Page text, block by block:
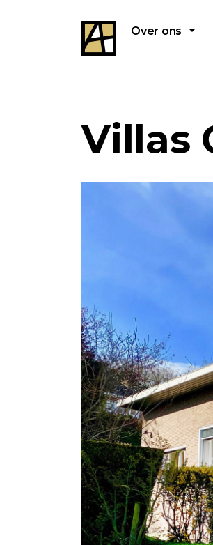
Over ons
Villas